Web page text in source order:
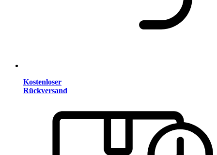
Kostenloser
Rückversand